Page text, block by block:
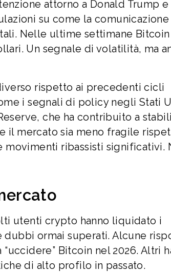
attorno a Donald Trump e
su come la comunicazione
Nelle ultime settimane Bitcoin
Un segnale di volatilità, ma
rispetto ai precedenti cicli
i segnali di policy negli Stati
che ha contribuito a
il mercato sia meno fragile
movimenti ribassisti significativi.
utenti crypto hanno liquidato i
ormai superati. Alcune
Bitcoin nel 2026. Altri
di alto profilo in passato.